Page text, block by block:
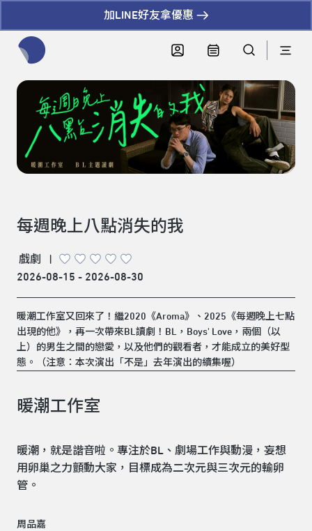
加LINE好友拿優惠
每週晚上八點消失的我
戲劇
|
2026-08-15 - 2026-08-30
暖潮工作室又回來了！繼2020《Aroma》、2025《每週晚上七點
出現的他》，再一次帶來BL讀劇！BL，Boys' Love，兩個（以
上）的男生之間的戀愛，以及他們的觀看者，才能成立的美好型
態。（注意：本次演出「不是」去年演出的續集喔）
暖潮工作室
暖潮，就是諧音啦。專注於BL、劇場工作與動漫，妄想
用卵巢之力顫動大家，目標成為二次元與三次元的輸卵
管。
周品嘉